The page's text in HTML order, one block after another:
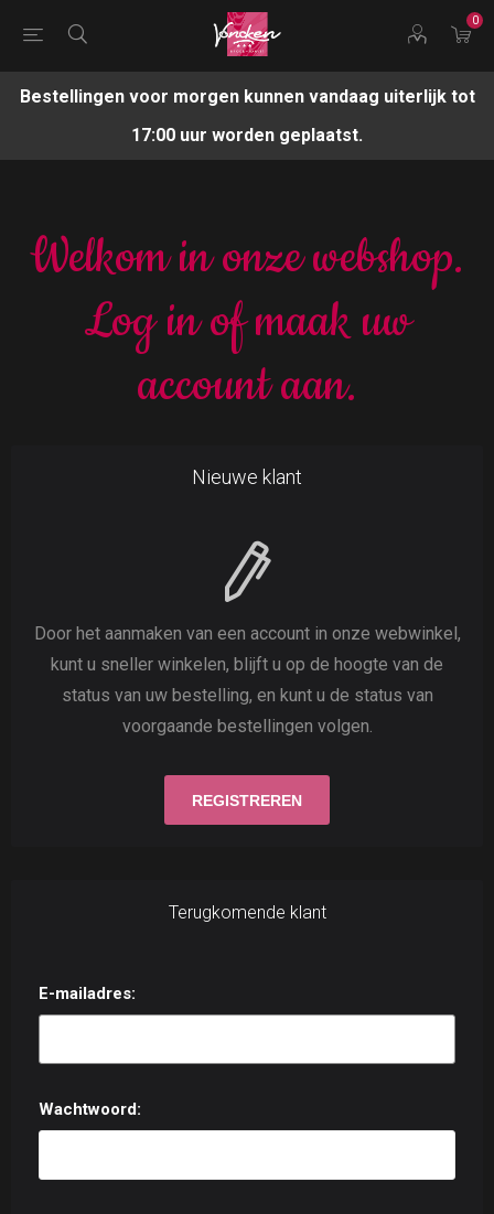
0
Bestellingen voor morgen kunnen vandaag uiterlijk tot
17:00 uur worden geplaatst.
Welkom in onze webshop.
Log in of maak uw
account aan.
Nieuwe klant
Door het aanmaken van een account in onze webwinkel,
kunt u sneller winkelen, blijft u op de hoogte van de
status van uw bestelling, en kunt u de status van
voorgaande bestellingen volgen.
Terugkomende klant
E-mailadres:
Wachtwoord: